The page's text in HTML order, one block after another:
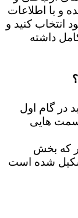
و با اطلاعات
انتخاب کنید و
داشته
در گام اول
هایی
که بخش
شده است